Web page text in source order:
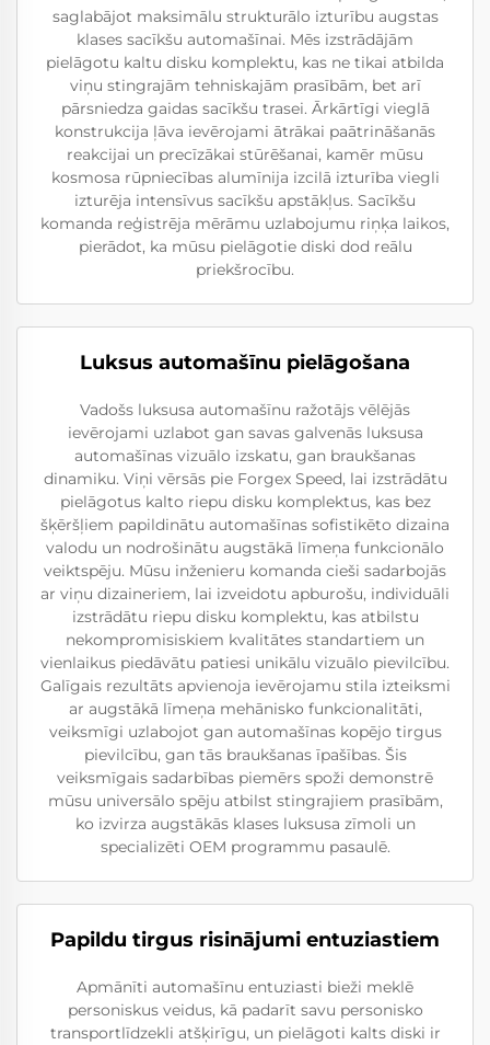
saglabājot maksimālu strukturālo izturību augstas
klases sacīkšu automašīnai. Mēs izstrādājām
pielāgotu kaltu disku komplektu, kas ne tikai atbilda
viņu stingrajām tehniskajām prasībām, bet arī
pārsniedza gaidas sacīkšu trasei. Ārkārtīgi vieglā
konstrukcija ļāva ievērojami ātrākai paātrināšanās
reakcijai un precīzākai stūrēšanai, kamēr mūsu
kosmosa rūpniecības alumīnija izcilā izturība viegli
izturēja intensīvus sacīkšu apstākļus. Sacīkšu
komanda reģistrēja mērāmu uzlabojumu riņķa laikos,
pierādot, ka mūsu pielāgotie diski dod reālu
priekšrocību.
Luksus automašīnu pielāgošana
Vadošs luksusa automašīnu ražotājs vēlējās
ievērojami uzlabot gan savas galvenās luksusa
automašīnas vizuālo izskatu, gan braukšanas
dinamiku. Viņi vērsās pie Forgex Speed, lai izstrādātu
pielāgotus kalto riepu disku komplektus, kas bez
šķēršļiem papildinātu automašīnas sofistikēto dizaina
valodu un nodrošinātu augstākā līmeņa funkcionālo
veiktspēju. Mūsu inženieru komanda cieši sadarbojās
ar viņu dizaineriem, lai izveidotu apburošu, individuāli
izstrādātu riepu disku komplektu, kas atbilstu
nekompromisiskiem kvalitātes standartiem un
vienlaikus piedāvātu patiesi unikālu vizuālo pievilcību.
Galīgais rezultāts apvienoja ievērojamu stila izteiksmi
ar augstākā līmeņa mehānisko funkcionalitāti,
veiksmīgi uzlabojot gan automašīnas kopējo tirgus
pievilcību, gan tās braukšanas īpašības. Šis
veiksmīgais sadarbības piemērs spoži demonstrē
mūsu universālo spēju atbilst stingrajiem prasībām,
ko izvirza augstākās klases luksusa zīmoli un
specializēti OEM programmu pasaulē.
Papildu tirgus risinājumi entuziastiem
Apmānīti automašīnu entuziasti bieži meklē
personiskus veidus, kā padarīt savu personisko
transportlīdzekli atšķirīgu, un pielāgoti kalts diski ir